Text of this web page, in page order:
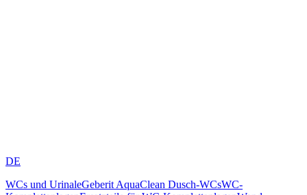
DE
WCs und UrinaleGeberit AquaClean Dusch-WCsWC-